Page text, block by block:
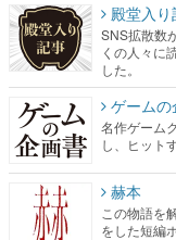
殿堂入
SNS拡散数
くの人々に
した。
ゲーム
名作ゲーム
し、ヒット
赫本
この物語を
をした短編